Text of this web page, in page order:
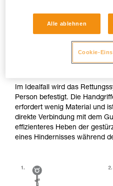
Wenn die
den Gurt der
einzuhängen
Im Idealfall wird das
Person befestigt. Die
erfordert wenig Material und
direkte Verbindung mit dem
effizienteres Heben der
eines Hindernisses während
Alle ablehnen
Cookie-